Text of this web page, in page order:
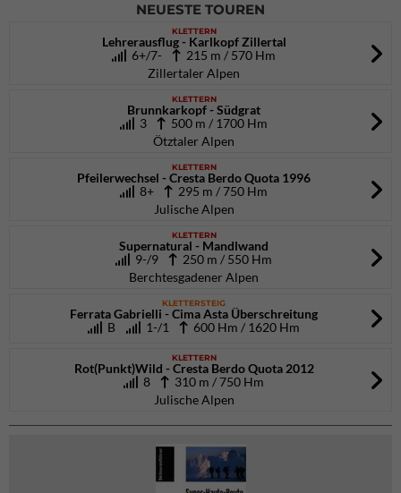
NEUESTE TOUREN
KLETTERN
Lehrerausflug - Karlkopf Zillertal
6+/7-
215 m / 570 Hm
Zillertaler Alpen
KLETTERN
Brunnkarkopf - Südgrat
3
500 m / 1700 Hm
Ötztaler Alpen
KLETTERN
Pfeilerwechsel - Cresta Berdo Quota 1996
8+
295 m / 750 Hm
Julische Alpen
KLETTERN
Supernatural - Mandlwand
9-/9
250 m / 550 Hm
Berchtesgadener Alpen
KLETTERSTEIG
Ferrata Gabrielli - Cima Asta Überschreitung
B
1-/1 600 Hm / 1620 Hm
KLETTERN
Rot(Punkt)Wild - Cresta Berdo Quota 2012
8
310 m / 750 Hm
Julische Alpen